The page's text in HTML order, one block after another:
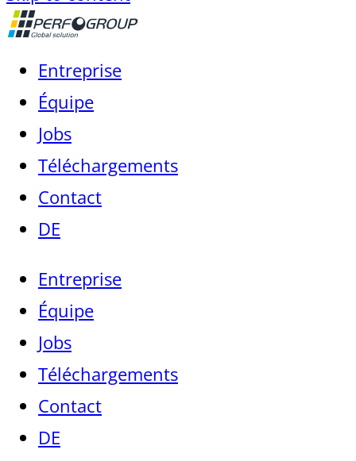
Entreprise
Équipe
Jobs
Téléchargements
Contact
DE
Entreprise
Équipe
Jobs
Téléchargements
Contact
DE